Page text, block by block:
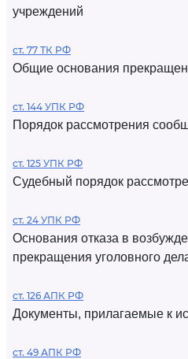
учреждений
ст. 77 ТК РФ
Общие основания
ст. 144 УПК РФ
Порядок рассмотрения
ст. 125 УПК РФ
Судебный порядок
ст. 24 УПК РФ
Основания отказа в
прекращения уголовного
ст. 126 АПК РФ
Документы, прилагаемые к
ст. 49 АПК РФ